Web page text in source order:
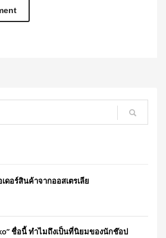
ดอร์สินค้าจากออสเตรเลีย
ชื่อนี้ ทำไมถึงเป็นที่นิยมของนักช๊อป